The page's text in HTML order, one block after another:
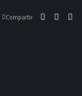
Compartir